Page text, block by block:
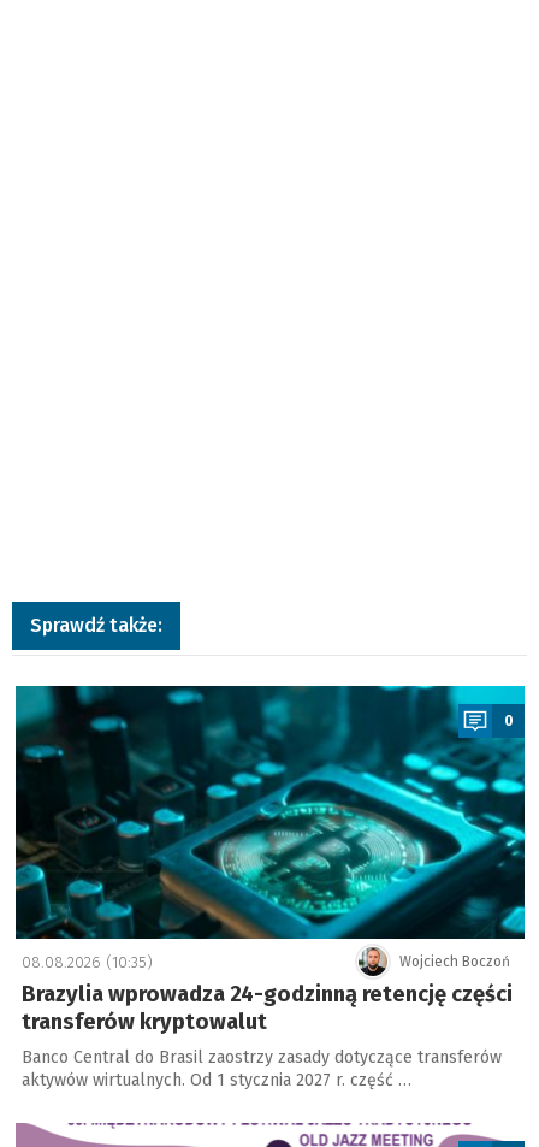
Sprawdź także:
a
0
Wojciech Boczoń
08.08.2026 (10:35)
Brazylia wprowadza 24-godzinną retencję części
transferów kryptowalut
Banco Central do Brasil zaostrzy zasady dotyczące transferów
aktywów wirtualnych. Od 1 stycznia 2027 r. część …
a